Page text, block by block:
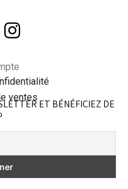
ventes
ET BÉNÉFICIEZ DE